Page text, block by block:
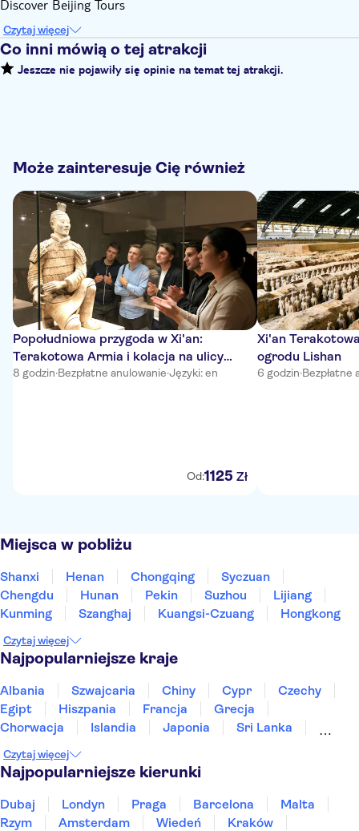
Discover Beijing Tours
Czytaj więcej
Co inni mówią o tej atrakcji
Jeszcze nie pojawiły się opinie na temat tej atrakcji.
Może zainteresuje Cię również
Popołudniowa przygoda w Xi'an:
Terakotowa Armia i kolacja na ulicy
muzułmańskiej
8 godzin·Bezpłatne anulowanie·Języki: en
Od:1125 Zł
Xi'an
ogrodu Lishan
6 godzin·Bezpłatne
Miejsca w pobliżu
Shanxi Henan Chongqing
Syczuan
Chengdu
Hunan Pekin Suzhou
Lijiang
Kunming
Szanghaj Kuangsi-Czuang Hongkong
Czytaj więcej
Najpopularniejsze kraje
Albania Szwajcaria Chiny Cypr
Czechy
Egipt
Hiszpania Francja
Grecja
Chorwacja
Islandia Japonia
Sri Lanka
Tunezja
Turcja Wietnam
Czytaj więcej
Najpopularniejsze kierunki
Dubaj Londyn Praga Barcelona
Malta
Rzym
Amsterdam Wiedeń
Kraków